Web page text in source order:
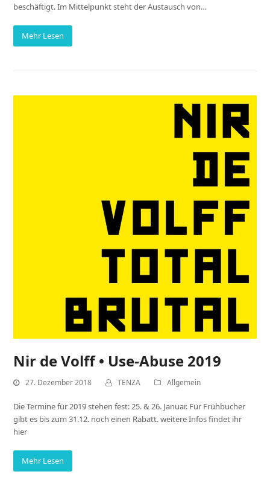
beschäftigt. Im Mittelpunkt steht der Austausch von…
Mehr Lesen
Nir de Volff • Use-Abuse 2019
27. Dezember 2018 TENZA Allgemein
Die Termine für 2019 stehen fest: 25. & 26. Januar. Für Frühbucher
gibt es bis zum 31.12. noch einen Rabatt. weitere Infos findet ihr
hier
Mehr Lesen